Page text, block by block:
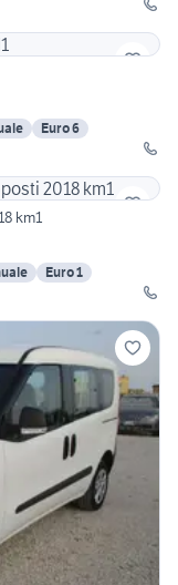
Euro 6
km1
Euro 1